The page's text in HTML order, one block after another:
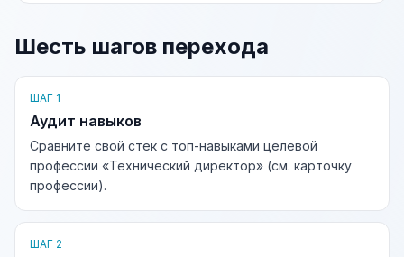
Шесть шагов перехода
ШАГ 1
Аудит навыков
Сравните свой стек с топ-навыками целевой
профессии «Технический директор» (см. карточку
профессии).
ШАГ 2